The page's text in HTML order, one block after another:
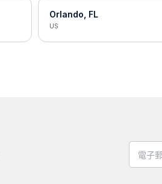
Orlando, FL
US